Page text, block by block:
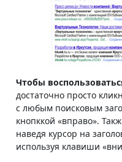
Чтобы
достаточно просто
с любым поисковым
кнопккой «вправо».
наведя курсор на
используя клавиши